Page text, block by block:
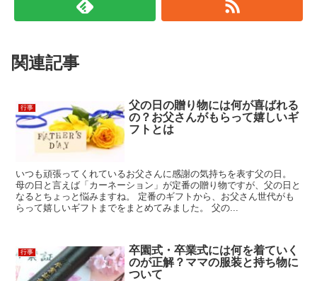
関連記事
行事
父の日の贈り物には何が喜ばれる
の？お父さんがもらって嬉しいギ
フトとは
いつも頑張ってくれているお父さんに感謝の気持ちを表す父の日。
母の日と言えば「カーネーション」が定番の贈り物ですが、父の日と
なるとちょっと悩みますね。 定番のギフトから、お父さん世代がも
らって嬉しいギフトまでをまとめてみました。 父の...
行事
卒園式・卒業式には何を着ていく
のが正解？ママの服装と持ち物に
ついて